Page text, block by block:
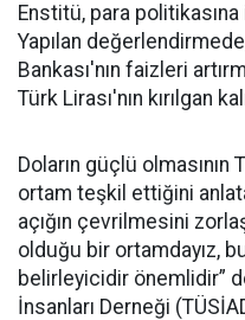
Enstitü, para politikasına
Yapılan
Bankası'nın faizleri
Türk Lirası'nın kırılgan
Doların güçlü olmasının
ortam teşkil ettiğini
açığın çevrilmesini
olduğu bir ortamdayız,
belirleyicidir önemlidir”
İnsanları Derneği